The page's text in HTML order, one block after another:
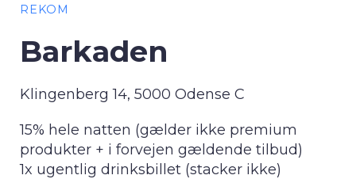
REKOM
Barkaden
Klingenberg 14, 5000 Odense C
15% hele natten (gælder ikke premium
produkter + i forvejen gældende tilbud)
1x ugentlig drinksbillet (stacker ikke)